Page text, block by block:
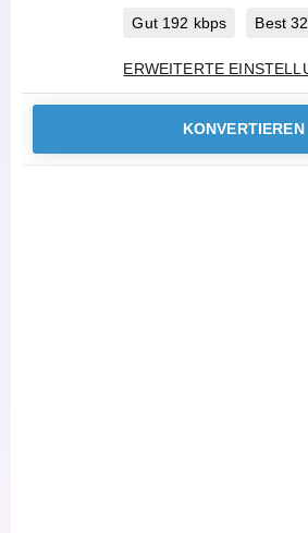
Gut 192 kbps Best
ERWEITERTE
KONVERTIEREN